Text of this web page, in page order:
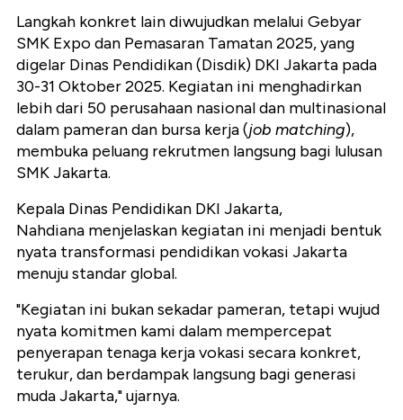
Langkah konkret lain diwujudkan melalui Gebyar
SMK Expo dan Pemasaran Tamatan 2025, yang
digelar Dinas Pendidikan (Disdik) DKI Jakarta pada
30-31 Oktober 2025. Kegiatan ini menghadirkan
lebih dari 50 perusahaan nasional dan multinasional
dalam pameran dan bursa kerja (job matching),
membuka peluang rekrutmen langsung bagi lulusan
SMK Jakarta.
Kepala Dinas Pendidikan DKI Jakarta,
Nahdiana menjelaskan kegiatan ini menjadi bentuk
nyata transformasi pendidikan vokasi Jakarta
menuju standar global.
"Kegiatan ini bukan sekadar pameran, tetapi wujud
nyata komitmen kami dalam mempercepat
penyerapan tenaga kerja vokasi secara konkret,
terukur, dan berdampak langsung bagi generasi
muda Jakarta," ujarnya.